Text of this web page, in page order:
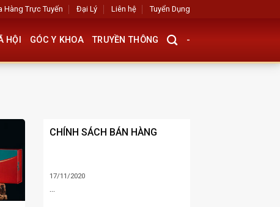
Hàng Trực Tuyến Đại Lý Liên hệ Tuyển Dụng
HỘI GÓC Y KHOA TRUYỀN THÔNG -
CHÍNH SÁCH BÁN HÀNG
17/11/2020
...